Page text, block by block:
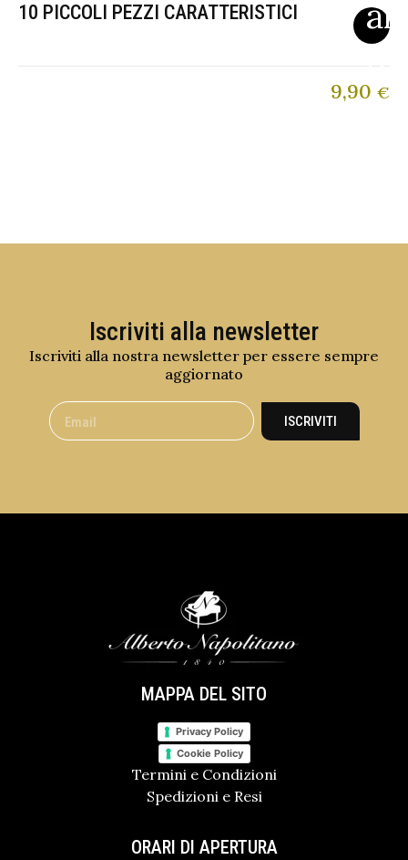
10 PICCOLI PEZZI CARATTERISTICI
9,90 €
Iscriviti alla newsletter
Iscriviti alla nostra newsletter per essere sempre
aggiornato
ISCRIVITI
MAPPA DEL SITO
Privacy Policy
Cookie Policy
Termini e Condizioni
Spedizioni e Resi
ORARI DI APERTURA